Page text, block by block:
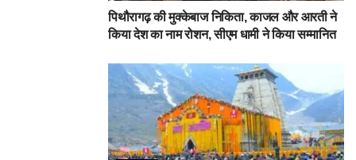
पिथौरागढ़ की मुक्केबाज निकिता, काजल और आरती ने
किया देश का नाम रोशन, सीएम धामी ने किया सम्मानित